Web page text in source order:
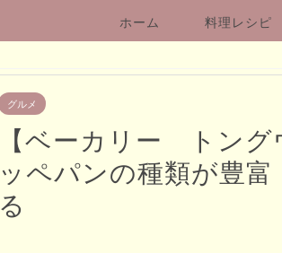
ホーム 料理レシピ
グルメ
【ベーカリー トング
ッペパンの種類が豊
る